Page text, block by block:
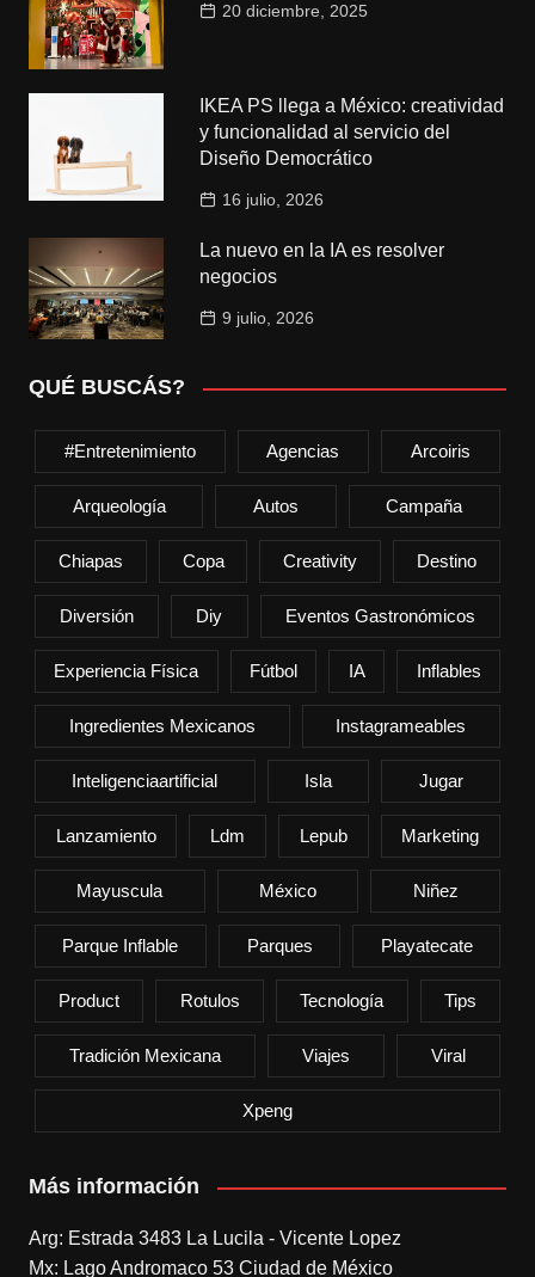
20 diciembre, 2025
IKEA PS llega a México: creatividad
y funcionalidad al servicio del
Diseño Democrático
16 julio, 2026
La nuevo en la IA es resolver
negocios
9 julio, 2026
QUÉ BUSCÁS?
#entretenimiento Agencias Arcoiris
Arqueología Autos Campaña
Chiapas Copa Creativity Destino
Diversión Diy Eventos Gastronómicos
Experiencia Física Fútbol IA Inflables
Ingredientes Mexicanos Instagrameables
Inteligenciaartificial Isla Jugar
Lanzamiento Ldm Lepub Marketing
Mayuscula México Niñez
Parque Inflable Parques Playatecate
Product Rotulos Tecnología Tips
Tradición Mexicana Viajes Viral
Xpeng
Más información
Arg: Estrada 3483 La Lucila - Vicente Lopez
Mx: Lago Andromaco 53 Ciudad de México